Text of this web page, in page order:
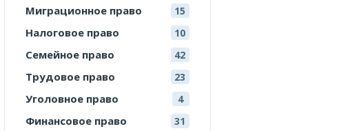
Миграционное право 15
Налоговое право 10
Семейное право 42
Трудовое право 23
Уголовное право 4
Финансовое право 31